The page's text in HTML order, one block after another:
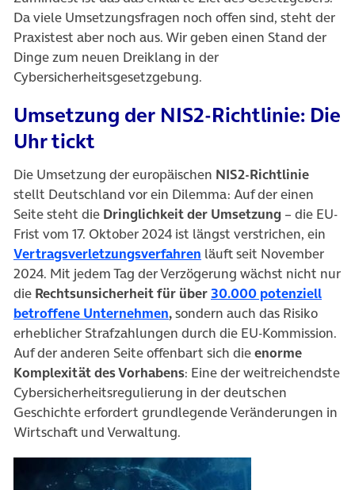
Da viele Umsetzungsfragen noch offen sind, steht der
Praxistest aber noch aus. Wir geben einen Stand der
Dinge zum neuen Dreiklang in der
Cybersicherheitsgesetzgebung.
Umsetzung der NIS2-Richtlinie: Die
Uhr tickt
Die Umsetzung der europäischen NIS2-Richtlinie
stellt Deutschland vor ein Dilemma: Auf der einen
Seite steht die Dringlichkeit der Umsetzung – die EU-
Frist vom 17. Oktober 2024 ist längst verstrichen, ein
Vertragsverletzungsverfahren (öffnet in neuem Tab)
läuft seit November
2024. Mit jedem Tag der Verzögerung wächst nicht nur
die Rechtsunsicherheit für über 30.000 potenziell
betroffene Unternehmen(öffnet in neuem Tab)
,sondern auch das Risiko
erheblicher Strafzahlungen durch die EU-Kommission.
Auf der anderen Seite offenbart sich dieenorme
Komplexität des Vorhabens: Eine der weitreichendste
Cybersicherheitsregulierung in der deutschen
Geschichte erfordert grundlegende Veränderungen in
Wirtschaft und Verwaltung.